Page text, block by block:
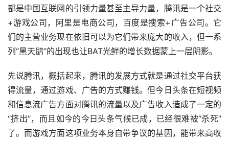
都是中国互联网的引领力量甚至主导力量，腾讯是一个社交
+游戏公司，阿里是电商公司，百度是搜索+广告公司。它
们的主营业务现在依旧可以为它们带来庞大的收入，但一系
列“黑天鹅”的出现也让BAT光鲜的增长数据蒙上一层阴影。
先说腾讯，概括起来，腾讯的发展方式就是通过社交平台获
得流量，通过游戏、广告的方式赚钱。但今日头条在短视频
和信息流广告方面对腾讯的流量以及广告收入造成了一定的
“挤出”，而且如今的今日头条气候已成，已经很难被“杀死”
了。而游戏方面这项业务本身自带争议的基因，能带来高收